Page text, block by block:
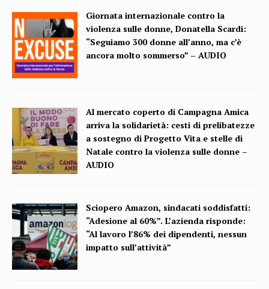
Giornata internazionale contro la
violenza sulle donne, Donatella Scardi:
“Seguiamo 300 donne all’anno, ma c’è
ancora molto sommerso” – AUDIO
Al mercato coperto di Campagna Amica
arriva la solidarietà: cesti di prelibatezze
a sostegno di Progetto Vita e stelle di
Natale contro la violenza sulle donne –
AUDIO
Sciopero Amazon, sindacati soddisfatti:
“Adesione al 60%”. L’azienda risponde:
“Al lavoro l’86% dei dipendenti, nessun
impatto sull’attività”